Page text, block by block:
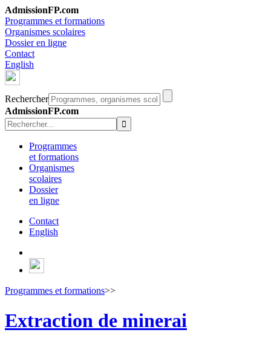
AdmissionFP.com
Programmes et formations
Organismes scolaires
Dossier en ligne
Contact
English
Rechercher
AdmissionFP.com
Programmes
et formations
Organismes
scolaires
Dossier
en ligne
Contact
English
Programmes et formations>>
Extraction de minerai